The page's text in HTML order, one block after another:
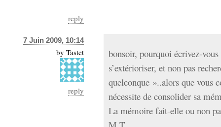
reply
7 Juin 2009, 10:14
by Tastet
reply
bonsoir, pourquoi écrivez-
s’extérioriser, et non pas
quelconque »..alors que vous
nécessite de consolider sa
La mémoire fait-elle ou non